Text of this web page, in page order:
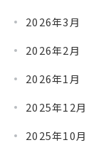
2026年3月
2026年2月
2026年1月
2025年12月
2025年10月